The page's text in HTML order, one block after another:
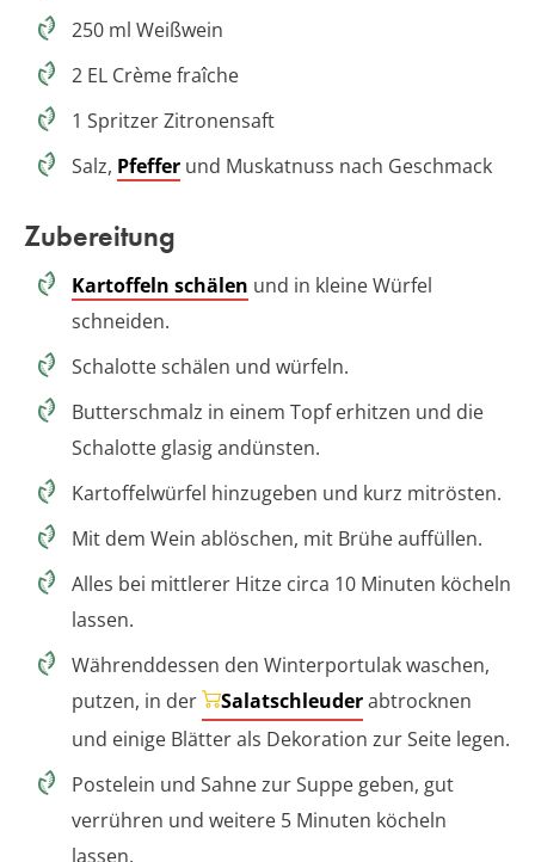
250 ml Weißwein
2 EL Crème fraîche
1 Spritzer Zitronensaft
Salz, Pfeffer und Muskatnuss nach Geschmack
Zubereitung
Kartoffeln schälen und in kleine Würfel
schneiden.
Schalotte schälen und würfeln.
Butterschmalz in einem Topf erhitzen und die
Schalotte glasig andünsten.
Kartoffelwürfel hinzugeben und kurz mitrösten.
Mit dem Wein ablöschen, mit Brühe auffüllen.
Alles bei mittlerer Hitze circa 10 Minuten köcheln
lassen.
Währenddessen den Winterportulak waschen,
putzen, in der
Salatschleuderabtrocknen
und einige Blätter als Dekoration zur Seite legen.
Postelein und Sahne zur Suppe geben, gut
verrühren und weitere 5 Minuten köcheln
lassen.